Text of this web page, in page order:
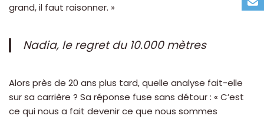
grand, il faut raisonner. »
Nadia, le regret du 10.000 mètres
Alors près de 20 ans plus tard, quelle analyse fait-elle
sur sa carrière ? Sa réponse fuse sans détour : « C’est
ce qui nous a fait devenir ce que nous sommes